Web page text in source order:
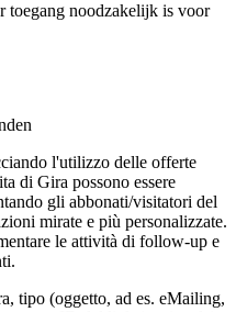
toegang noodzakelijk is voor
l'utilizzo delle offerte
di Gira possono essere
gli abbonati/visitatori del
mirate e più personalizzate.
le attività di follow-up e
tipo (oggetto, ad es. eMailing,